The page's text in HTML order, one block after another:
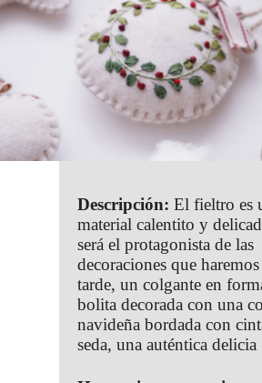
Descripción: El fieltro es
material calentito y
será el protagonista de las
decoraciones que haremos
tarde, un colgante en
bolita decorada con una
navideña bordada con
seda, una auténtica delicia